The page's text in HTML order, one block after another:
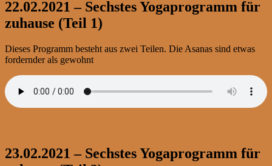
22.02.2021 – Sechstes Yogaprogramm für
zuhause (Teil 1)
Dieses Programm besteht aus zwei Teilen. Die Asanas sind etwas
fordernder als gewohnt
23.02.2021 – Sechstes Yogaprogramm für